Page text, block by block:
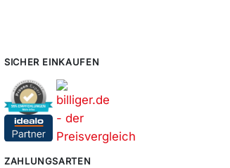
SICHER EINKAUFEN
ZAHLUNGSARTEN